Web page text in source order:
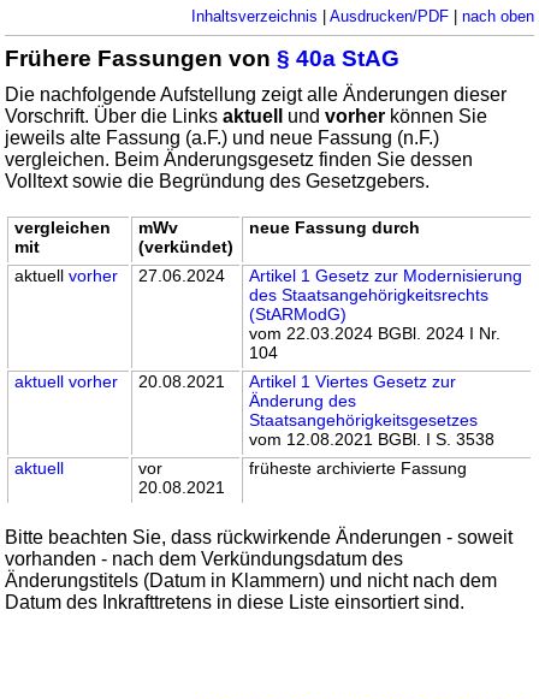
Inhaltsverzeichnis Ausdrucken/PDF| nach oben
Frühere Fassungen von§ 40a StAG
Die nachfolgende Aufstellung zeigt alle Änderungen dieser
Vorschrift. Über die Linksaktuell undvorher können Sie
jeweils alte Fassung (a.F.) und neue Fassung (n.F.)
vergleichen. Beim Änderungsgesetz finden Sie dessen
Volltext sowie die Begründung des Gesetzgebers.
vergleichen
mit
mWv
(verkündet)
neue Fassung durch
aktuellvorher 27.06.2024
Artikel 1 Gesetz zur Modernisierung
des Staatsangehörigkeitsrechts
(StARModG)
vom 22.03.2024 BGBl. 2024 I Nr.
104
aktuell vorher 20.08.2021
Artikel 1 Viertes Gesetz zur
Änderung des
Staatsangehörigkeitsgesetzes
vom 12.08.2021 BGBl. I S. 3538
aktuell
vor
20.08.2021
früheste archivierte Fassung
Bitte beachten Sie, dass rückwirkende Änderungen - soweit
vorhanden - nach dem Verkündungsdatum des
Änderungstitels (Datum in Klammern) und nicht nach dem
Datum des Inkrafttretens in diese Liste einsortiert sind.